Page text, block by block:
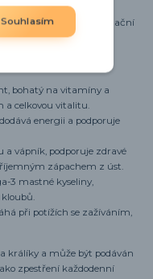
protizánětlivé a antioxidační
vitalitě.
bohatý na vitamíny a
celkovou vitalitu.
energii a podporuje
a vápník, podporuje zdravé
zápachem z úst.
3 mastné kyseliny,
při potížích se zažíváním,
králíky a může být podáván
zpestření každodenní
Souhlasím